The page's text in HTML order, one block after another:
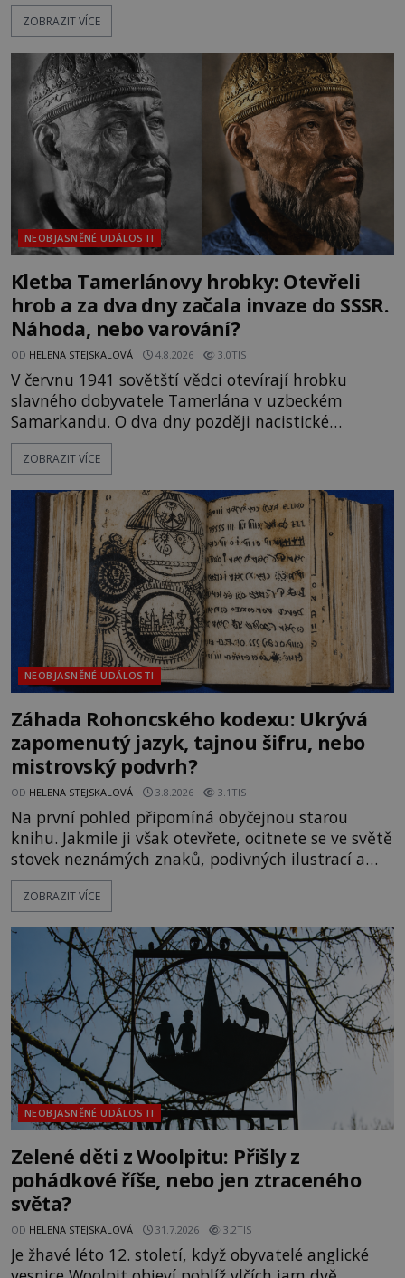
nich se usídlí na jedné z věží slavného hradu
mezi vůdce protihusitského boje. Za manželku má
skutečně jistou
ZOBRAZIT VÍCE
NEOBJASNĚNÉ UDÁLOSTI
Kletba Tamerlánovy hrobky: Otevřeli
hrob a za dva dny začala invaze do SSSR.
Náhoda, nebo varování?
OD HELENA STEJSKALOVÁ 4.8.2026 3.0TIS
V červnu 1941 sovětští vědci otevírají hrobku
slavného dobyvatele Tamerlána v uzbeckém
Samarkandu. O dva dny později nacistické
Německo zahajuje operaci Barbarossa a napadá
Sovětský svaz. Shoda dat je natolik zarážející, že se
na legendě něco pravdy, nebo jde jen o fascinující
souhru okolností? Když antropolog Michail
Gerasimov (1907-1970) a
ZOBRAZIT VÍCE
NEOBJASNĚNÉ UDÁLOSTI
Záhada Rohoncského kodexu: Ukrývá
zapomenutý jazyk, tajnou šifru, nebo
mistrovský podvrh?
OD HELENA STEJSKALOVÁ 3.8.2026 3.1TIS
Na první pohled připomíná obyčejnou starou
knihu. Jakmile ji však otevřete, ocitnete se ve světě
stovek neznámých znaků, podivných ilustrací a
textu, který už téměř dvě století vzdoruje všem
pokusům o rozluštění. Rohoncský kodex patří mezi
jistotou neví, kdo jej napsal, kdy vznikl ani co
vlastně vypráví. Rohoncský kodex se poprvé
objevuje v roce
ZOBRAZIT VÍCE
NEOBJASNĚNÉ UDÁLOSTI
Zelené děti z Woolpitu: Přišly z
pohádkové říše, nebo jen ztraceného
světa?
OD HELENA STEJSKALOVÁ 31.7.2026 3.2TIS
Je žhavé léto 12. století, když obyvatelé anglické